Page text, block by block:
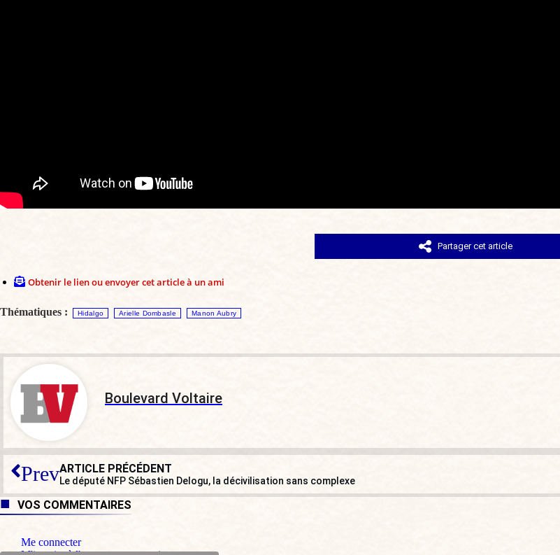
Partager cet article
Obtenir le lien ou envoyer cet article à un ami
Thématiques : Hidalgo Arielle Dombasle Manon Aubry
Boulevard Voltaire
PrevARTICLE PRÉCÉDENT
Le député NFP Sébastien Delogu, la décivilisation sans complexe
VOS COMMENTAIRES
Me connecter